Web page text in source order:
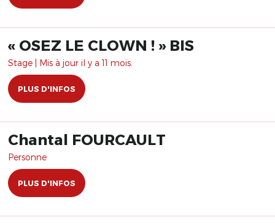
« OSEZ LE CLOWN ! » BIS
Stage | Mis à jour il y a 11 mois.
PLUS D'INFOS
Chantal FOURCAULT
Personne
PLUS D'INFOS